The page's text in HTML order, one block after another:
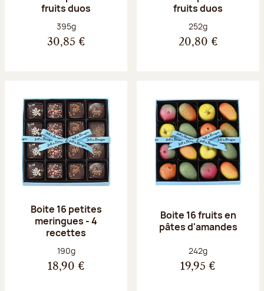
fruits duos
Poids net :
395g
30,85 €
fruits duos
Poids net :
252g
20,80 €
Boite 16 petites
meringues - 4
recettes
Poids net :
190g
18,90 €
Boite 16 fruits en
pâtes d'amandes
Poids net :
242g
19,95 €